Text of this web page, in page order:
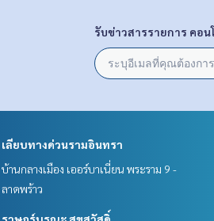
รับข่าวสารรายการ คอน
เลียบทางด่วนรามอินทรา
บ้านกลางเมือง เออร์บาเนี่ยน พระราม 9 -
ลาดพร้าว